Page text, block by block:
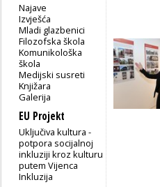
Najave
Izvješća
Mladi glazbenici
Filozofska škola
Komunikološka
škola
Medijski susreti
Knjižara
Galerija
EU Projekt
Uključiva kultura -
potpora socijalnoj
inkluziji kroz kulturu
putem Vijenca
Inkluzija